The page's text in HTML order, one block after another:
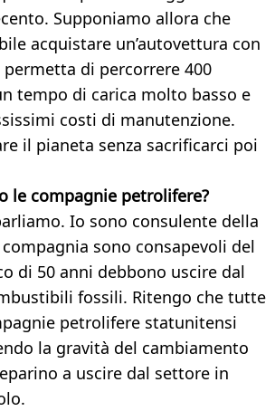
Supponiamo allora che
acquistare un’autovettura con
di percorrere 400
tempo di carica molto basso e
costi di manutenzione.
il pianeta senza sacrificarci poi
le compagnie petrolifere?
Io sono consulente della
sono consapevoli del
di 50 anni debbono uscire dal
fossili. Ritengo che tutte
petrolifere statunitensi
la gravità del cambiamento
a uscire dal settore in